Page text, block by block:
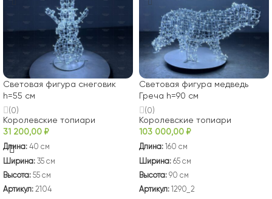
Световая фигура снеговик
h=55 см
(0)
Королевские топиари
31 200,00₽
Длина: 40 см
Ширина: 35 см
Высота: 55 см
Артикул: 2104
Световая фигура медведь
Греча h=90 см
(0)
Королевские топиари
103 000,00₽
Длина: 160 см
Ширина: 65 см
Высота: 90 см
Артикул: 1290_2